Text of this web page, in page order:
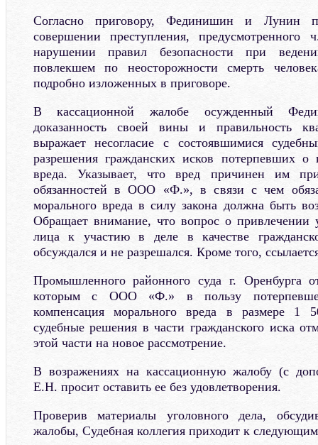
Согласно приговору, Фединишин и Лунин
совершении преступления,
нарушении правил безопасности при
повлекшем по неосторожности смерть
подробно изложенных в приговоре.
В кассационной жалобе осужденный
доказанность своей вины и правильность
выражает несогласие с состоявшимися
разрешения гражданских исков потерпевших о
вреда. Указывает, что вред причинен им
обязанностей в ООО «Ф.», в связи с чем
морального вреда в силу закона должна быть
Обращает внимание, что вопрос о привлечении
лица к участию в деле в качестве
обсуждался и не разрешался. Кроме того,
Промышленного районного суда г. Оренбурга
которым с ООО «Ф.» в пользу
компенсация морального вреда в размере 1
судебные решения в части гражданского иска
этой части на новое рассмотрение.
В возражениях на кассационную жалобу (с
Е.Н. просит оставить ее без удовлетворения.
Проверив материалы уголовного дела,
жалобы, Судебная коллегия приходит к